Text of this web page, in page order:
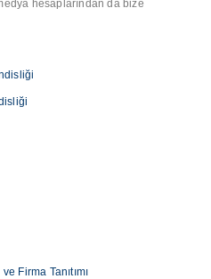
hesaplarından da bize
Firma Tanıtımı